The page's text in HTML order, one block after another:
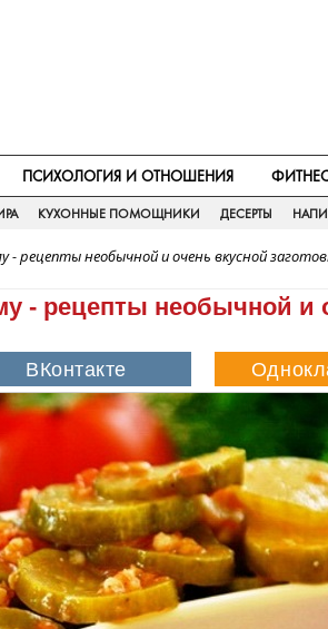
ПСИХОЛОГИЯ И ОТНОШЕНИЯ
КУХОННЫЕ ПОМОЩНИКИ ДЕСЕРТЫ
- рецепты необычной и очень вкусной
- рецепты необычной и